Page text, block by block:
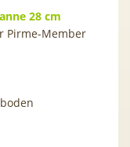
28 cm
Pirme-Member